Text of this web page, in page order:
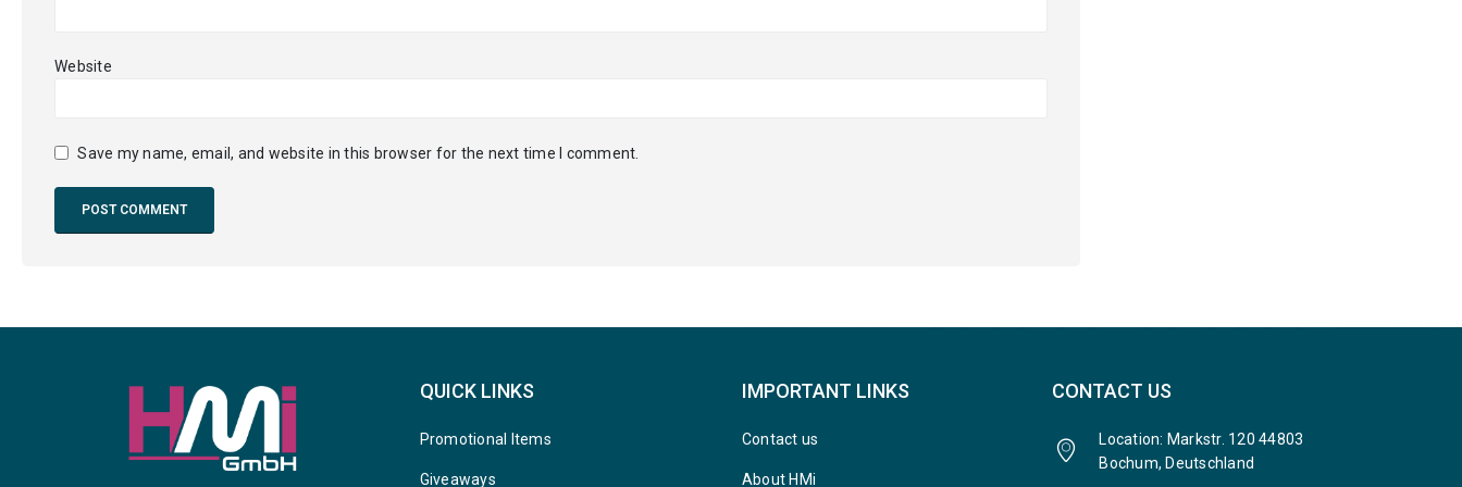
Website
Save my name, email, and website in this browser for the next time I comment.
QUICK LINKS
Promotional Items
Giveaways
IMPORTANT LINKS
Contact us
About HMi
CONTACT US
Location: Markstr. 120 44803
Bochum, Deutschland